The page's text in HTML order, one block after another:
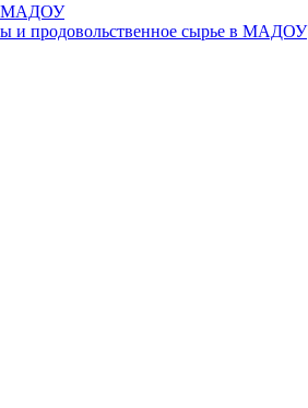
в МАДОУ
и продовольственное сырье в МАДОУ